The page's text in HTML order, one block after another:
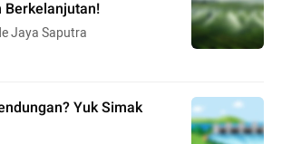
Jaya Saputra
Yuk Simak